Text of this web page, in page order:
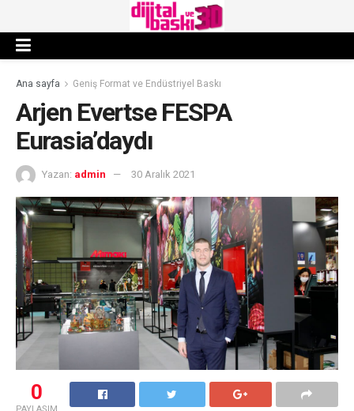
Ana sayfa Geniş Format ve Endüstriyel Baskı
Arjen Evertse FESPA
Eurasia’daydı
Yazan: admin 30 Aralık 2021
0
PAYLAŞIM